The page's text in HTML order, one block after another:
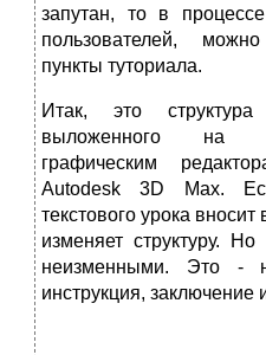
запутан, то в
пользователей,
пункты туториала.
Итак, это структура
выложенного на
графическим
Autodesk 3D Max.
текстового урока
изменяет структуру.
неизменными. Это -
инструкция, заключение